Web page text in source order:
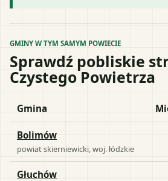
GMINY W TYM SAMYM POWIECIE
Sprawdź pobliskie
Czystego Powietrza
Gmina
Bolimów
powiatskierniewicki , woj.łódzkie
Głuchów